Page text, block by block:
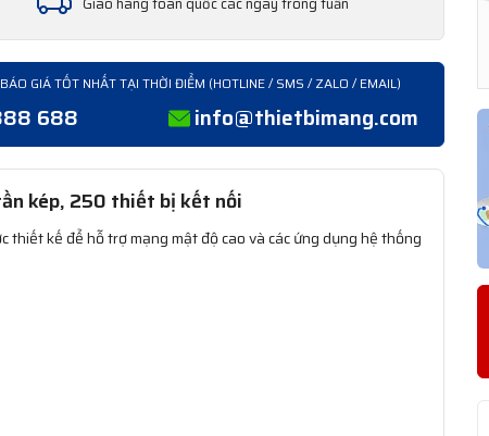
GIÁ TỐT NHẤT TẠI THỜI ĐIỂM (HOTLINE / SMS / ZALO / EMAIL)
688 info@thietbimang.com
kép, 250 thiết bị kết nối
thiết kế để hỗ trợ mạng mật độ cao và các ứng dụng hệ thống